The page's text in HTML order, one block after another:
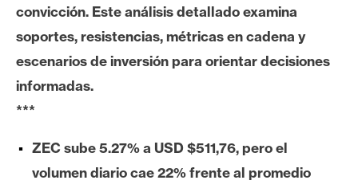
E
e
r
m
convicción. Este análisis detallado examina
soportes, resistencias, métricas en cadena y
escenarios de inversión para orientar decisiones
informadas.
***
ZEC sube 5.27% a USD $511,76, pero el
volumen diario cae 22% frente al promedio